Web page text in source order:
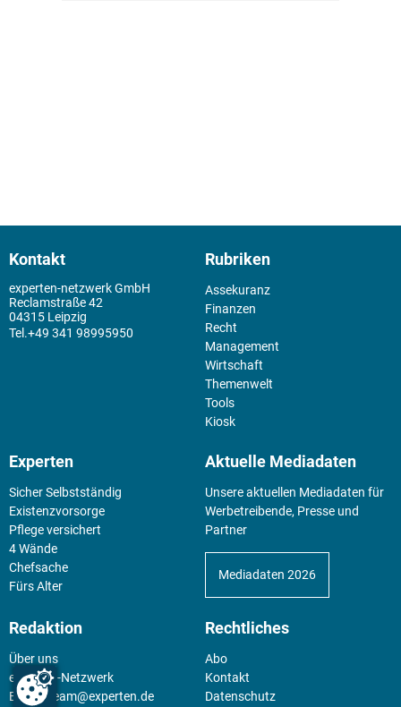
Kontakt
experten-netzwerk GmbH
Reclamstraße 42
04315 Leipzig
+49 341 98995950
Rubriken
Assekuranz
Finanzen
Recht
Management
Wirtschaft
Themenwelt
Tools
Kiosk
Experten
Sicher Selbstständig
Existenz­vorsorge
Pflege versichert
4 Wände
Chefsache
Fürs Alter
Aktuelle Mediadaten
Unsere aktuellen Mediadaten für
Werbetreibende, Presse und
Partner
Mediadaten 2026
Redaktion
Über uns
experten-Netzwerk
E-Mail:
team@experten.de
Rechtliches
Abo
Kontakt
Datenschutz